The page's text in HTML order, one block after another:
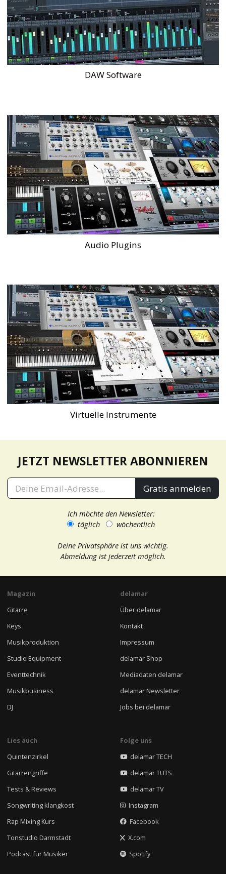
DAW Software
Audio Plugins
Virtuelle Instrumente
JETZT NEWSLETTER ABONNIEREN
Gratis anmelden
Ich möchte den Newsletter:
täglich
wöchentlich
Deine Privatsphäre ist uns wichtig.
Abmeldung ist jederzeit möglich.
Magazin
Gitarre
Keys
Musikproduktion
Studio Equipment
Eventtechnik
Musikbusiness
DJ
delamar
Über delamar
Kontakt
Impressum
delamar Shop
Mediadaten delamar
delamar Newsletter
Jobs bei delamar
Lies auch
Quintenzirkel
Gitarrengriffe
Tests & Reviews
Songwriting klangkost
Rap Mixing Kurs
Tonstudio Darmstadt
Podcast für Musiker
Folge uns
delamar TECH
delamar TUTS
delamar TV
Instagram
Facebook
X.com
Spotify